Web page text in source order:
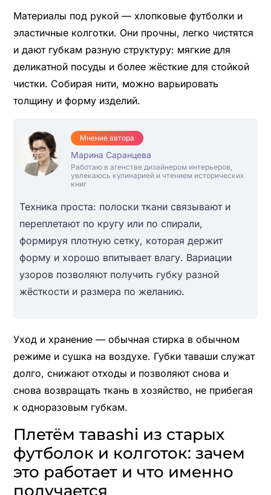
Материалы под рукой — хлопковые футболки и
эластичные колготки. Они прочны, легко чистятся
и дают губкам разную структуру: мягкие для
деликатной посуды и более жёсткие для стойкой
чистки. Собирая нити, можно варьировать
толщину и форму изделий.
Мнение автора
Марина Саранцева
Работаю в агенстве дизайнером интерьеров,
увлекаюсь кулинарией и чтением исторических
книг
Техника проста: полоски ткани связывают и
переплетают по кругу или по спирали,
формируя плотную сетку, которая держит
форму и хорошо впитывает влагу. Вариации
узоров позволяют получить губку разной
жёсткости и размера по желанию.
Уход и хранение — обычная стирка в обычном
режиме и сушка на воздухе. Губки таваши служат
долго, снижают отходы и позволяют снова и
снова возвращать ткань в хозяйство, не прибегая
к одноразовым губкам.
Плетём тавashi из старых
футболок и колготок: зачем
это работает и что именно
получается